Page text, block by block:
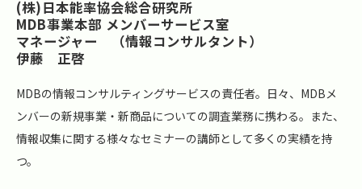
(株)日本能率協会総合研究所
MDB事業本部 メンバーサービス室
マネージャー　（情報コンサルタント）
伊藤　正啓
MDBの情報コンサルティングサービスの責任者。日々、MDBメ
ンバーの新規事業・新商品についての調査業務に携わる。また、
情報収集に関する様々なセミナーの講師として多くの実績を持
つ。